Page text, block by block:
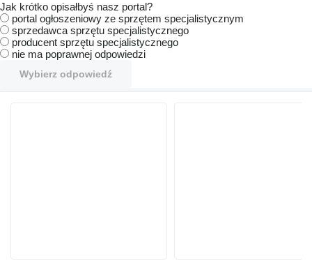
Jak krótko opisałbyś nasz portal?
portal ogłoszeniowy ze sprzętem specjalistycznym
sprzedawca sprzętu specjalistycznego
producent sprzętu specjalistycznego
nie ma poprawnej odpowiedzi
Wybierz odpowiedź